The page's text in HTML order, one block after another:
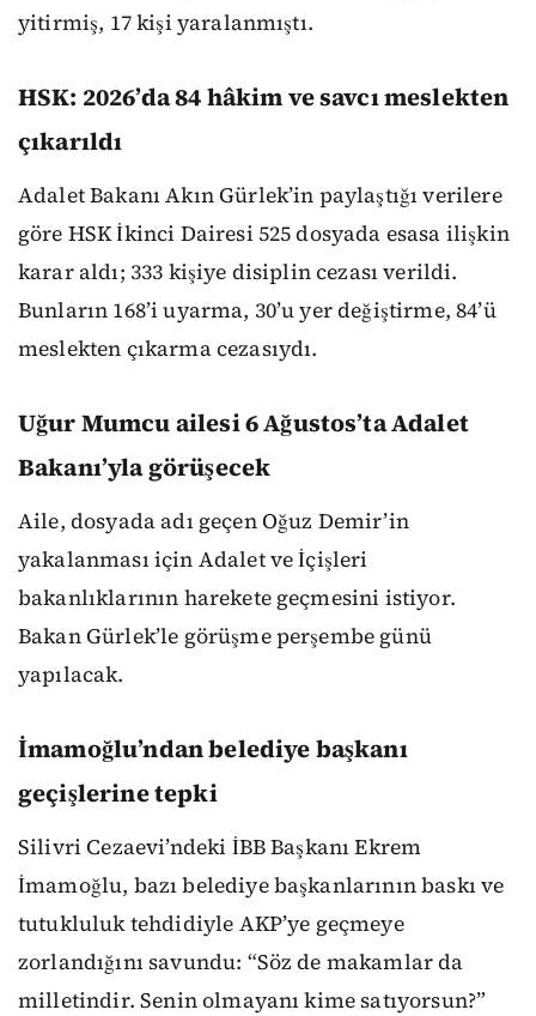
yitirmiş, 17 kişi yaralanmıştı.
HSK: 2026’da 84 hâkim ve savcı meslekten
çıkarıldı
Adalet Bakanı Akın Gürlek’in paylaştığı verilere
göre HSK İkinci Dairesi 525 dosyada esasa ilişkin
karar aldı; 333 kişiye disiplin cezası verildi.
Bunların 168’i uyarma, 30’u yer değiştirme, 84’ü
meslekten çıkarma cezasıydı.
Uğur Mumcu ailesi 6 Ağustos’ta Adalet
Bakanı’yla görüşecek
Aile, dosyada adı geçen Oğuz Demir’in
yakalanması için Adalet ve İçişleri
bakanlıklarının harekete geçmesini istiyor.
Bakan Gürlek’le görüşme perşembe günü
yapılacak.
İmamoğlu’ndan belediye başkanı
geçişlerine tepki
Silivri Cezaevi’ndeki İBB Başkanı Ekrem
İmamoğlu, bazı belediye başkanlarının baskı ve
tutukluluk tehdidiyle AKP’ye geçmeye
zorlandığını savundu: “Söz de makamlar da
milletindir. Senin olmayanı kime satıyorsun?”